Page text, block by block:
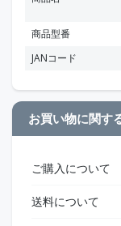
商品型番
JANコード
お買い物に関す
ご購入について
送料について